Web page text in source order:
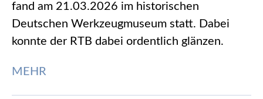
fand am 21.03.2026 im historischen
Deutschen Werkzeugmuseum statt. Dabei
konnte der RTB dabei ordentlich glänzen.
MEHR